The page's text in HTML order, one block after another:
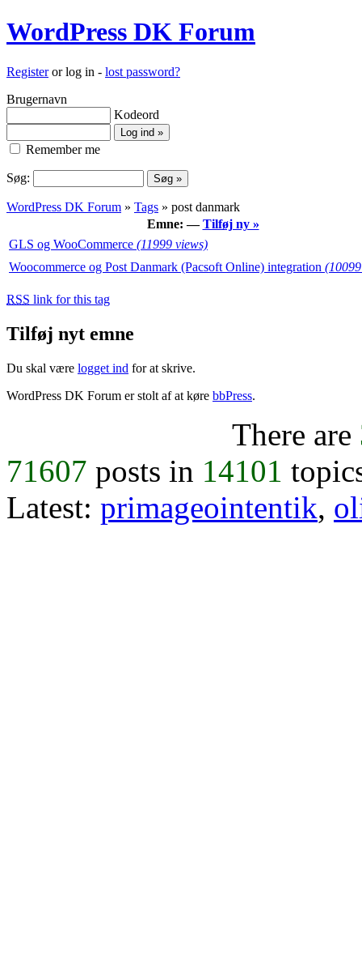
WordPress DK Forum
Registeror log in - lost password?
Brugernavn
Kodeord
Remember me
Søg:
WordPress DK Forum » Tags » post danmark
Emne: —Tilføj ny »
GLS og WooCommerce (11999 views)
Woocommerce og Post Danmark (Pacsoft Online) integration
RSS link for this tag
Tilføj nyt emne
Du skal være logget ind for at skrive.
WordPress DK Forum er stolt af at køre bbPress.
There are
71607 posts in 14101
Latest: primageointentik,